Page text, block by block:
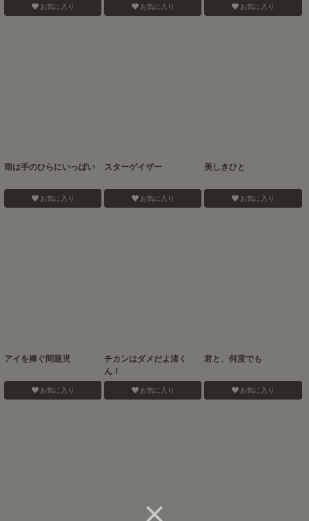
お気に入り お気に入り お気に入り
雨は手のひらにいっぱい
お気に入り
スターゲイザー
お気に入り
美しきひと
お気に入り
アイを捧ぐ問題児
お気に入り
チカンはダメだよ渚く
ん！
お気に入り
君と、何度でも
お気に入り